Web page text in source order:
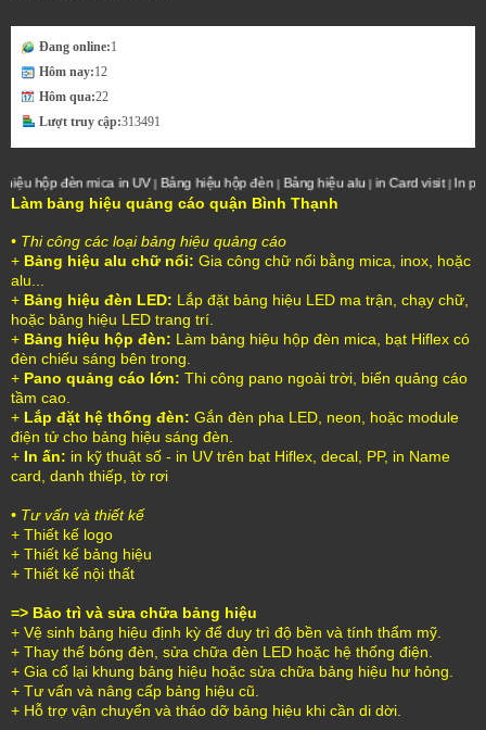
Đang online:1
Hôm nay:12
Hôm qua:22
Lượt truy cập:313491
in UV | Bảng hiệu hộp đèn Bảng hiệu alu | in Card visit | In phun khổ lớn |
Làm bảng hiệu quảng cáo quận Bình Thạnh
• Thi công các loại bảng hiệu quảng cáo
+ Bảng hiệu alu chữ nổi: Gia công chữ nổi bằng mica, inox, hoặc
alu...
+ Bảng hiệu đèn LED: Lắp đặt bảng hiệu LED ma trận, chạy chữ,
hoặc bảng hiệu LED trang trí.
+ Bảng hiệu hộp đèn: Làm bảng hiệu hộp đèn mica, bạt Hiflex có
đèn chiếu sáng bên trong.
+ Pano quảng cáo lớn: Thi công pano ngoài trời, biển quảng cáo
tầm cao.
+ Lắp đặt hệ thống đèn: Gắn đèn pha LED, neon, hoặc module
điện tử cho bảng hiệu sáng đèn.
+ In ấn: in kỹ thuật số - in UV trên bạt Hiflex, decal, PP, in Name
card, danh thiếp, tờ rơi
• Tư vấn và thiết kế
+ Thiết kế logo
+ Thiết kế bảng hiệu
+ Thiết kế nội thất
=> Bảo trì và sửa chữa bảng hiệu
+ Vệ sinh bảng hiệu định kỳ để duy trì độ bền và tính thẩm mỹ.
+ Thay thế bóng đèn, sửa chữa đèn LED hoặc hệ thống điện.
+ Gia cố lại khung bảng hiệu hoặc sửa chữa bảng hiệu hư hỏng.
+ Tư vấn và nâng cấp bảng hiệu cũ.
+ Hỗ trợ vận chuyển và tháo dỡ bảng hiệu khi cần di dời.